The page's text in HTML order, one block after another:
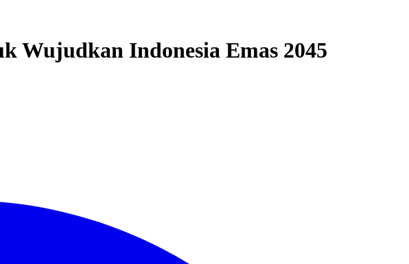
Indonesia Emas 2045